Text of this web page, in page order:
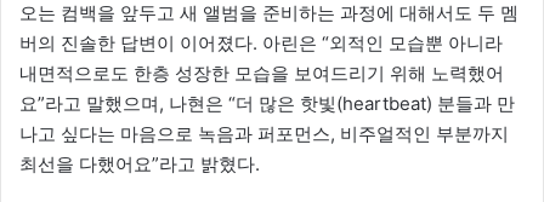
오는 컴백을 앞두고 새 앨범을 준비하는 과정에 대해서도 두 멤
버의 진솔한 답변이 이어졌다. 아린은 “외적인 모습뿐 아니라
내면적으로도 한층 성장한 모습을 보여드리기 위해 노력했어
요”라고 말했으며, 나현은 “더 많은 핫빛(heartbeat) 분들과 만
나고 싶다는 마음으로 녹음과 퍼포먼스, 비주얼적인 부분까지
최선을 다했어요”라고 밝혔다.